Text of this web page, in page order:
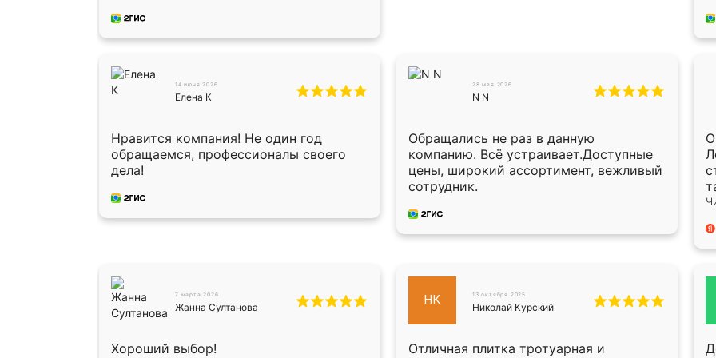
профессионально, молодцы ребята.
14 июня 2026
Елена К
Нравится компания! Не один год
обращаемся, профессионалы своего
дела!
28 мая 2026
N N
Обращались не раз в данную
компанию. Всё устраивает.Доступные
цены, широкий ассортимент, вежливый
сотрудник.
7 марта 2026
Жанна Султанова
Хороший выбор!
НК 13 октября 2025
Николай Курский
Отличная плитка тротуарная и